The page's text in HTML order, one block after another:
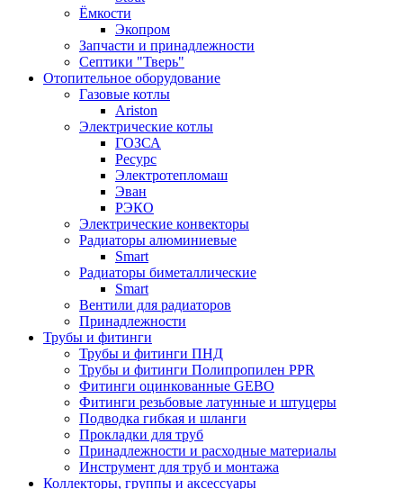
Ёмкости
Экопром
Запчасти и принадлежности
Септики "Тверь"
Отопительное оборудование
Газовые котлы
Ariston
Электрические котлы
ГОЗСА
Ресурс
Электротепломаш
Эван
РЭКО
Электрические конвекторы
Радиаторы алюминиевые
Smart
Радиаторы биметаллические
Smart
Вентили для радиаторов
Принадлежности
Трубы и фитинги
Трубы и фитинги ПНД
Трубы и фитинги Полипропилен PPR
Фитинги оцинкованные GEBO
Фитинги резьбовые латунные и штуцеры
Подводка гибкая и шланги
Прокладки для труб
Принадлежности и расходные материалы
Инструмент для труб и монтажа
Коллекторы, группы и аксессуары